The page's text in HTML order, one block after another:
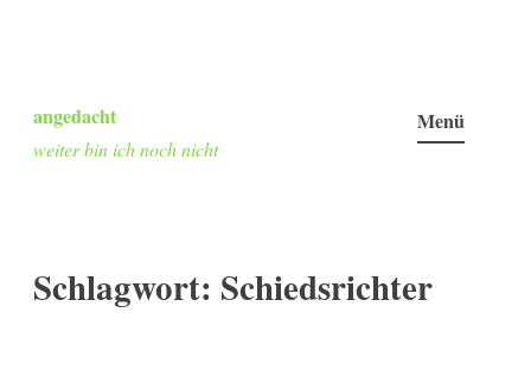
Inhalt
springen
angedacht
weiter bin ich noch nicht
Menü
Schlagwort: Schiedsrichter